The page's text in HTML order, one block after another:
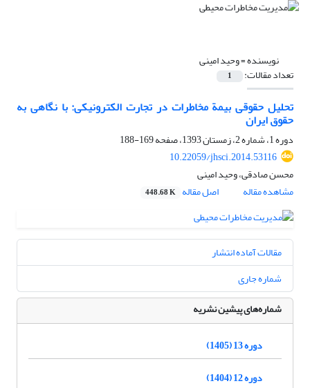
نویسنده =وحید امینی
تعداد مقالات: 1
تحلیل حقوقی بیمة مخاطرات در تجارت الکترونیکی: با نگاهی به
حقوق ایران
دوره 1، شماره 2، زمستان 1393، صفحه
169-188
10.22059/jhsci.2014.53116
محسن صادقی، وحید امینی
مشاهده مقاله
اصل مقاله 448.68 K
مقالات آماده انتشار
شماره جاری
شماره‌های پیشین نشریه
دوره 13 (1405)
دوره 12 (1404)